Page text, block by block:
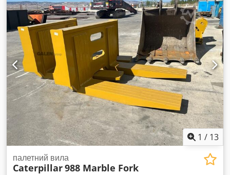
1 / 13
палетний вила
Caterpillar988 Marble Fork